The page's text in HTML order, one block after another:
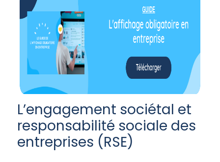
L’engagement sociétal et
responsabilité sociale des
entreprises (RSE)